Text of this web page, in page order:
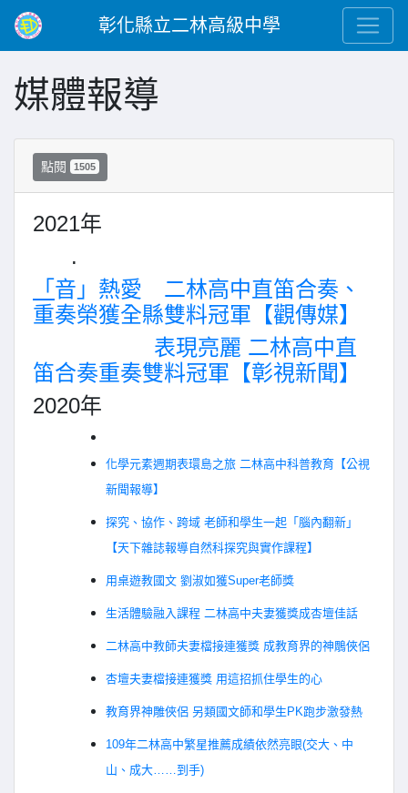
彰化縣立二林高級中學
媒體報導
點閱 1505
2021年
.
「 音」熱愛 二林高中直笛合奏、
重奏榮獲全縣雙料冠軍【觀傳媒】
表現亮麗 二林高中直
笛合奏重奏雙料冠軍【彰視新聞】
2020年
化學元素週期表環島之旅 二林高中科普教育【公視
新聞報導】
探究、協作、跨域 老師和學生一起「腦內翻新」
【天下雜誌報導自然科探究與實作課程】
用桌遊教國文 劉淑如獲Super老師獎
生活體驗融入課程 二林高中夫妻獲獎成杏壇佳話
二林高中教師夫妻檔接連獲獎 成教育界的神鵰俠侶
杏壇夫妻檔接連獲獎 用這招抓住學生的心
教育界神雕俠侶 另類國文師和學生PK跑步激發熱
109年二林高中繁星推薦成績依然亮眼(交大、中
山、成大……到手)